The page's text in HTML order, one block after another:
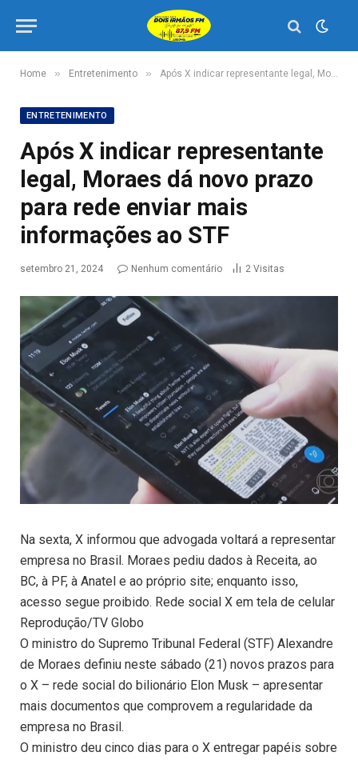
Home » Entretenimento » Após X indicar representante legal, Moraes dá novo prazo para rede enviar mais informações ao STF
ENTRETENIMENTO
Após X indicar representante
legal, Moraes dá novo prazo
para rede enviar mais
informações ao STF
setembro 21, 2024 Nenhum comentário 2 Visitas
Na sexta, X informou que advogada voltará a representar
empresa no Brasil. Moraes pediu dados à Receita, ao
BC, à PF, à Anatel e ao próprio site; enquanto isso,
acesso segue proibido. Rede social X em tela de celular
Reprodução/TV Globo
O ministro do Supremo Tribunal Federal (STF) Alexandre
de Moraes definiu neste sábado (21) novos prazos para
o X – rede social do bilionário Elon Musk – apresentar
mais documentos que comprovem a regularidade da
empresa no Brasil.
O ministro deu cinco dias para o X entregar papéis sobre